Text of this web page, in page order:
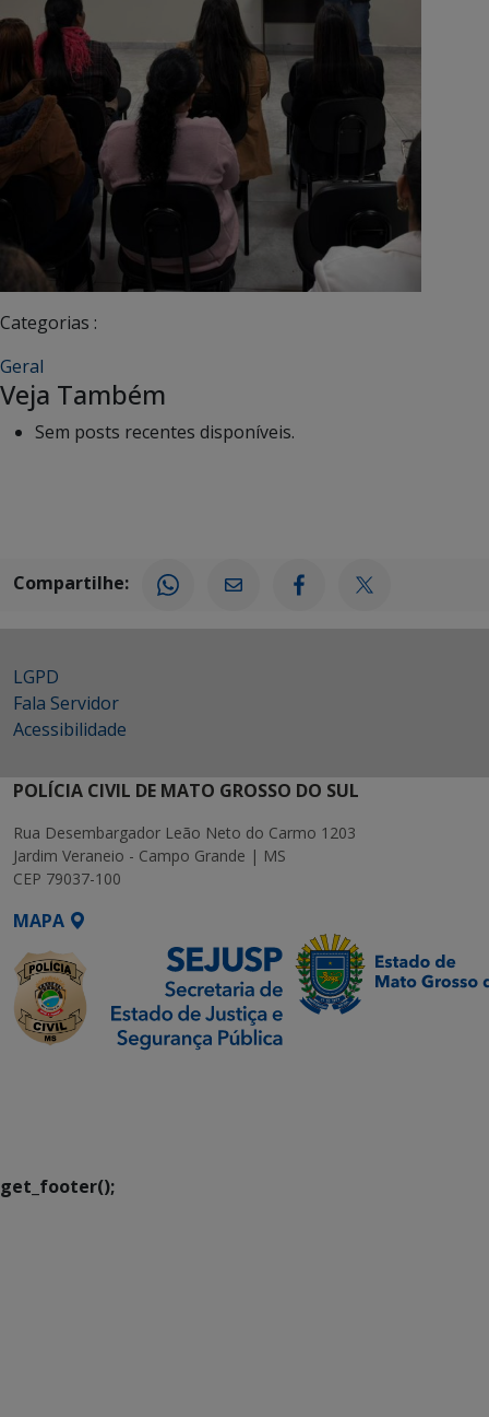
Categorias :
Geral
Veja Também
Sem posts recentes disponíveis.
Compartilhe:
LGPD
Fala Servidor
Acessibilidade
POLÍCIA CIVIL DE MATO GROSSO DO SUL
Rua Desembargador Leão Neto do Carmo 1203
Jardim Veraneio - Campo Grande | MS
CEP 79037-100
MAPA
get_footer();